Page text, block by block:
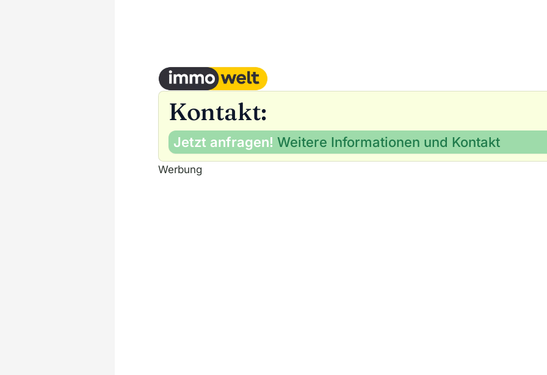
Kontakt:
Jetzt anfragen! Weitere Informationen und Kontakt
Werbung